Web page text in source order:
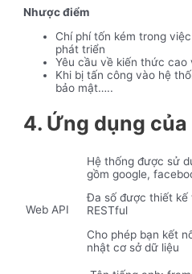
Nhược điểm
Chí phí tốn kém trong
phát triển
Yêu cầu về kiến thức cao
Khi bị tấn công vào hệ
bảo mật…..
4. Ứng dụng của
Web API
Hệ thống được sử
gồm google,
Đa số được thiết kế
RESTful
Cho phép bạn kết
nhật cơ sở dữ liệu